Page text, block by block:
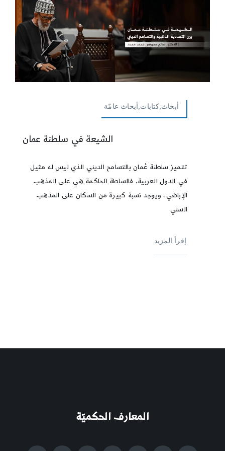
أبحاث,كتابات,أبحاث عامّة
الشيعة في سلطنة عمان
تتميز سلطنة عُمان بالتسامح الديني الذي ليس له مثيل
في الدول العربية، فالسلطة الحاكمة هي على المذهب
الإباضي، ويوجد نسبة كبيرة من السكان على المذهب
السني
إقرأ المزيد
المعارف الحكميّة